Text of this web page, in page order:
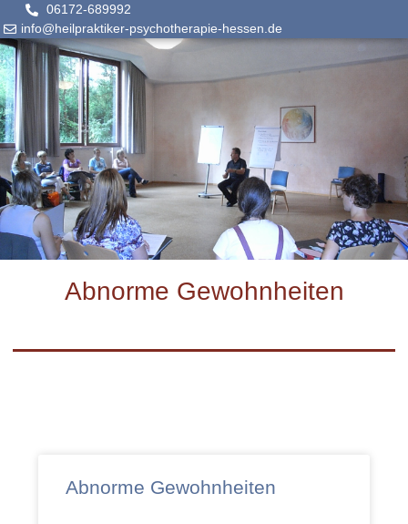
06172-689992
info@heilpraktiker-psychotherapie-hessen.de
Abnorme Gewohnheiten
Abnorme Gewohnheiten